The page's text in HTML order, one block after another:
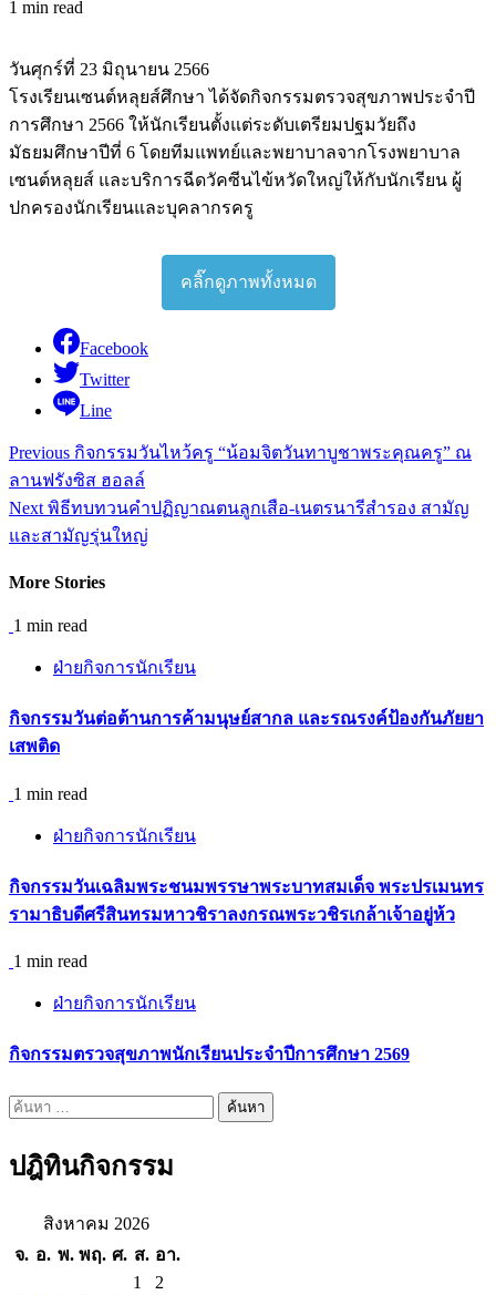
1 min read
วันศุกร์ที่ 23 มิถุนายน 2566
โรงเรียนเซนต์หลุยส์ศึกษา ได้จัดกิจกรรมตรวจสุขภาพประจำปี
การศึกษา 2566 ให้นักเรียนตั้งแต่ระดับเตรียมปฐมวัยถึง
มัธยมศึกษาปีที่ 6 โดยทีมแพทย์และพยาบาลจากโรงพยาบาล
เซนต์หลุยส์ และบริการฉีดวัคซีนไข้หวัดใหญ่ให้กับนักเรียน ผู้
ปกครองนักเรียนและบุคลากรครู
คลิ๊กดูภาพทั้งหมด
Facebook
Twitter
Line
Continue
Reading
Previous กิจกรรมวันไหว้ครู “น้อมจิตวันทาบูชาพระคุณครู” ณ
ลานฟรังซิส ฮอลล์
Next พิธีทบทวนคำปฏิญาณตนลูกเสือ-เนตรนารีสำรอง สามัญ
และสามัญรุ่นใหญ่
More Stories
1 min read
ฝ่ายกิจการนักเรียน
กิจกรรม​วันต่อต้านการค้ามนุษย์สากล และรณรงค์ป้องกันภัยยา
เสพติด
1 min read
ฝ่ายกิจการนักเรียน
กิจกรรมวันเฉลิมพระชนมพรรษาพระบาทสมเด็จ พระปรเมนทร
รามาธิบดีศรีสินทรมหาวชิราลงกรณพระวชิรเกล้าเจ้าอยู่ห้ว
1 min read
ฝ่ายกิจการนักเรียน
กิจกรรมตรวจสุขภาพนักเรียนประจำปีการศึกษา 2569
ค้นหา
ปฎิทินกิจกรรม
สิงหาคม 2026
จ. อ. พ. พฤ. ศ. ส. อา.
1
2